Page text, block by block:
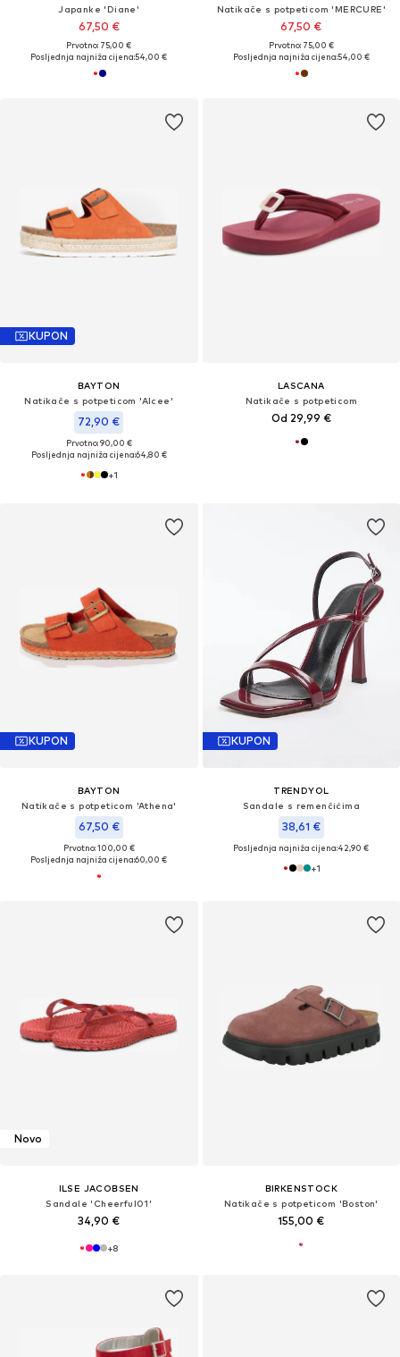
Japanke 'Diane'
67,50 €
Prvotno: 75,00 €
Posljednja najniža cijena:54,00 €
Natikače s potpeticom 'MERCURE'
67,50 €
Prvotno: 75,00 €
Posljednja najniža cijena:54,00 €
KUPON
BAYTON
Natikače s potpeticom 'Alcee'
72,90 €
Prvotno: 90,00 €
Posljednja najniža cijena:64,80 €
+1
LASCANA
Natikače s potpeticom
Od 29,99 €
KUPON
BAYTON
Natikače s potpeticom 'Athena'
67,50 €
Prvotno: 100,00 €
Posljednja najniža cijena:60,00 €
KUPON
TRENDYOL
Sandale s remenčićima
38,61 €
Posljednja najniža cijena:42,90 €
+1
Novo
ILSE JACOBSEN
Sandale 'Cheerful01'
34,90 €
+8
BIRKENSTOCK
Natikače s potpeticom 'Boston'
155,00 €